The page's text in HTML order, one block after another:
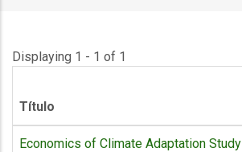
navegación
Displaying 1 - 1 of 1
Título
Economics of Climate Adaptation Study